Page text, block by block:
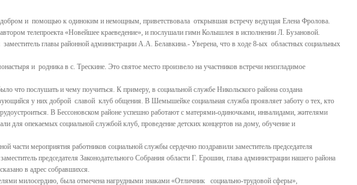
и помощью к одиноким и немощным, приветствовала открывшая встречу ведущая Елена Фролова.
телепроекта «Новейшее краеведение», и послушали гимн Колышлея в исполнении Л. Бузановой.
главы районной администрации А.А. Белавкина.- Уверена, что в ходе 8-ых областных социальных
и родника в с. Трескине. Это святое место произвело на участников встречи неизгладимое
что послушать и чему поучиться. К примеру, в социальной службе Никольского района создана
у них доброй славой клуб общения. В Шемышейке социальная служба проявляет заботу о тех, кто
В Бессоновском районе успешно работают с матерями-одиночками, инвалидами, жителями
для опекаемых социальной службой клуб, проведение детских концертов на дому, обучение и
мероприятия работников социальной службы сердечно поздравили заместитель председателя
председателя Законодательного Собрания области Г. Ерошин, глава администрации нашего района
в адрес собравшихся.
милосердию, была отмечена нагрудными знаками «Отличник социально-трудовой сферы»,